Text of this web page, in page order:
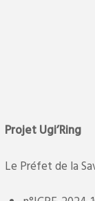
Projet Ugi’Ring
Le Préfet de la